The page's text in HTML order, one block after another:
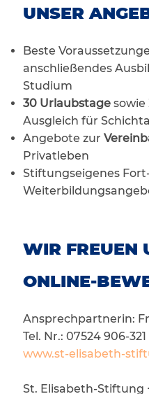
UNSER
Beste
anschließendes
Studium
30 Urlaubstage sowie
Ausgleich für
Angebote zur
Privatleben
Stiftungseigenes
WIR FREUEN
ONLINE-
Ansprechpartnerin:
Tel. Nr.: 07524 906-321
www.st-elisabeth-
St. Elisabeth-Stiftung